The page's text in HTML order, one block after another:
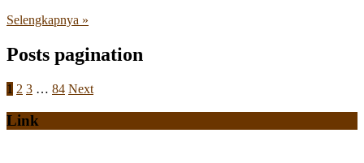
Selengkapnya »
Posts pagination
1 2 3 … 84 Next
Link